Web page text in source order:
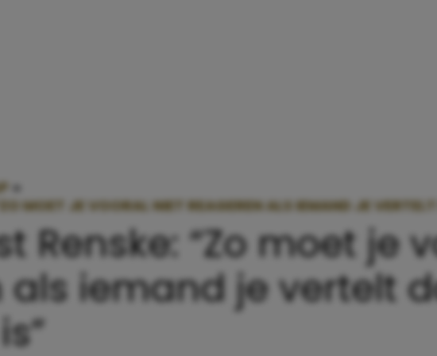
»
MOET JE VOORAL NIET REAGEREN ALS IEMAND JE
Renske: “Zo moet je
iemand je vertelt